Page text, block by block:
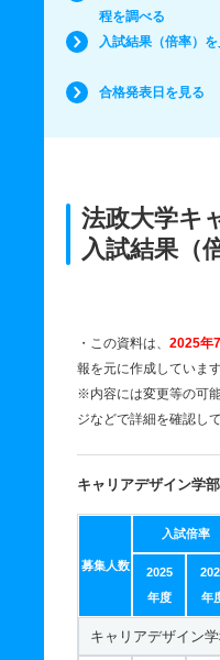
程を調べる
入試結果（倍率）を
合格発表日を見る
法政大学キ
入試結果（
・この資料は、 2025年
報を元に作成しています
※内容には変更等の可
ジなどで詳細を確認し
キャリアデザイン学部
募集人数
入試倍率
2025
年度
年
キャリアデザイン